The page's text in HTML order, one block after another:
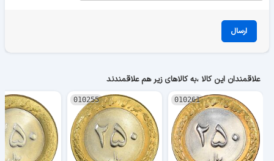
ارسال
علاقمندان این کالا ،به کالاهای زیر هم علاقمندند
010261
010255